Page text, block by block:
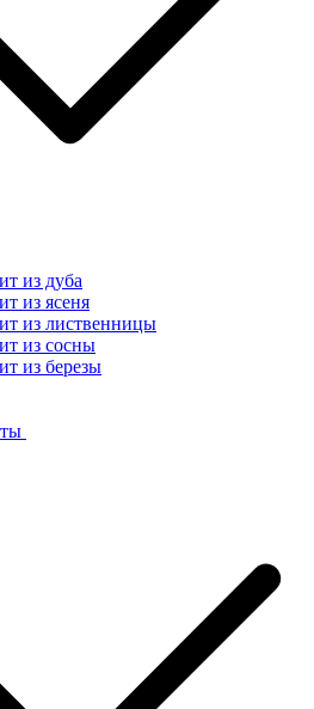
из дуба
из ясеня
из лиственницы
из сосны
из березы